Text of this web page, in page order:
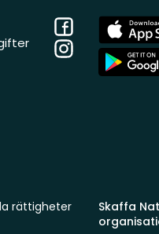
Facebook
Instagram
App
Store
App
Store
Skaffa
rättigheter